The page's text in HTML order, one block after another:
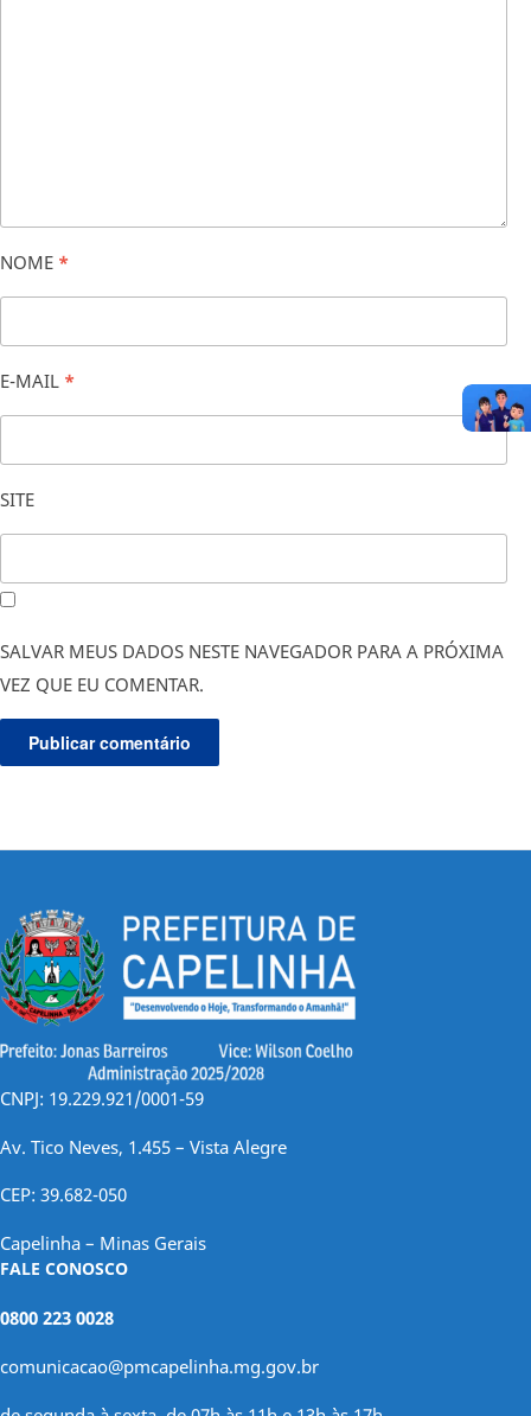
NOME *
E-MAIL *
SITE
SALVAR MEUS DADOS NESTE NAVEGADOR PARA A PRÓXIMA
VEZ QUE EU COMENTAR.
CNPJ: 19.229.921/0001-59
Av. Tico Neves, 1.455 – Vista Alegre
CEP: 39.682-050
Capelinha – Minas Gerais
FALE CONOSCO
0800 223 0028
comunicacao@pmcapelinha.mg.gov.br